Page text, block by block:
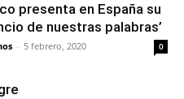
presenta en España su
de nuestras palabras’
- 5 febrero, 2020 0